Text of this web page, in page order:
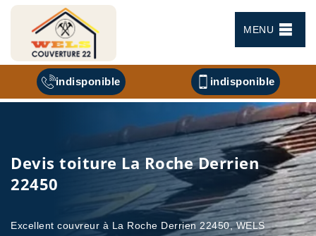
MENU
indisponible indisponible
Devis toiture La Roche Derrien
22450
Excellent couvreur à La Roche Derrien 22450, WELS